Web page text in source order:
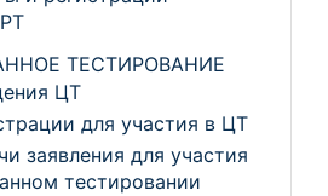
ТЕСТИРОВАНИЕ
ЦТ
для участия в ЦТ
заявления для участия
тестировании